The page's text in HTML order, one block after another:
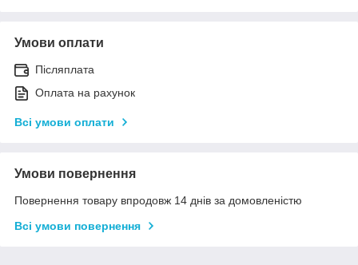
Умови оплати
Післяплата
Оплата на рахунок
Всі умови оплати
Умови повернення
Повернення товару впродовж 14 днів за домовленістю
Всі умови повернення